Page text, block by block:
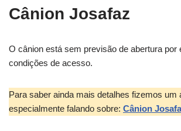
Cânion Josafaz
O cânion está sem previsão de abertura por
condições de acesso.
Para saber ainda mais detalhes fizemos um
especialmente falando sobre: Cânion